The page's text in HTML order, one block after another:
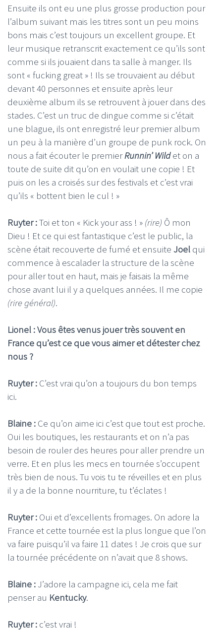
Ensuite ils ont eu une plus grosse production pour
l’album suivant mais les titres sont un peu moins
bons mais c’est toujours un excellent groupe. Et
leur musique retranscrit exactement ce qu’ils sont
comme si ils jouaient dans ta salle à manger. Ils
sont « fucking great » ! Ils se trouvaient au début
devant 40 personnes et ensuite après leur
deuxième album ils se retrouvent à jouer dans des
stades. C’est un truc de dingue comme si c’était
une blague, ils ont enregistré leur premier album
un peu à la manière d’un groupe de punk rock. On
nous a fait écouter le premierRunnin’ Wildet on a
toute de suite dit qu’on en voulait une copie ! Et
puis on les a croisés sur des festivals et c’est vrai
qu’ils « bottent bien le cul ! »
Ruyter :Toi et ton « Kick your ass ! » (rire) Ô mon
Dieu ! Et ce qui est fantastique c’est le public, la
scène était recouverte de fumé et ensuite Joel qui
commence à escalader la structure de la scène
pour aller tout en haut, mais je faisais la même
chose avant lui il y a quelques années. Il me copie
(rire général).
Lionel : Vous êtes venus jouer très souvent en
France qu’est ce que vous aimer et détester chez
nous ?
Ruyter : C’est vrai qu’on a toujours du bon temps
ici.
Blaine : Ce qu’on aime ici c’est que tout est proche.
Oui les boutiques, les restaurants et on n’a pas
besoin de rouler des heures pour aller prendre un
verre. Et en plus les mecs en tournée s’occupent
très bien de nous. Tu vois tu te réveilles et en plus
il y a de la bonne nourriture, tu t’éclates !
Ruyter : Oui et d’excellents fromages. On adore la
France et cette tournée est la plus longue que l’on
va faire puisqu’il va faire 11 dates ! Je crois que sur
la tournée précédente on n’avait que 8 shows.
Blaine : J’adore la campagne ici, cela me fait
penser au Kentucky.
Ruyter : c’est vrai !